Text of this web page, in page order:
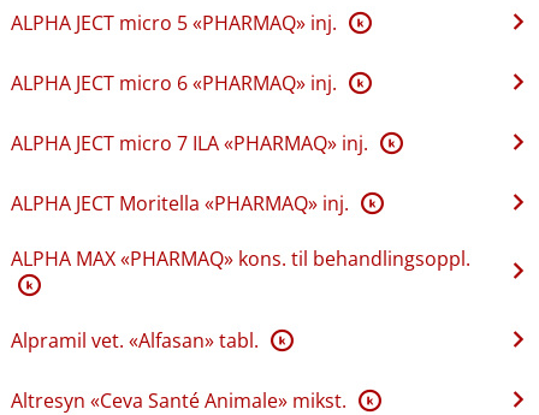
ALPHA JECT micro 5 «PHARMAQ» inj. K
ALPHA JECT micro 6 «PHARMAQ» inj. K
ALPHA JECT micro 7 ILA «PHARMAQ» inj. K
ALPHA JECT Moritella «PHARMAQ» inj. K
ALPHA MAX «PHARMAQ» kons. til behandlingsoppl.
K
Alpramil vet. «Alfasan» tabl. K
Altresyn «Ceva Santé Animale» mikst. K